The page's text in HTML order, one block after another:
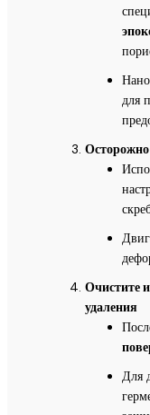
для
Очистите
удаления
Для